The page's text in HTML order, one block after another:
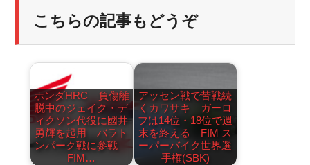
こちらの記事もどうぞ
ホンダHRC 負傷離
脱中のジェイク・デ
ィクソン代役に國井
勇輝を起用 バラト
ンパーク戦に参戦
FIM…
アッセン戦で苦戦続
くカワサキ ガーロ
フは14位・18位で週
末を終える FIM ス
ーパーバイク世界選
手権(SBK)